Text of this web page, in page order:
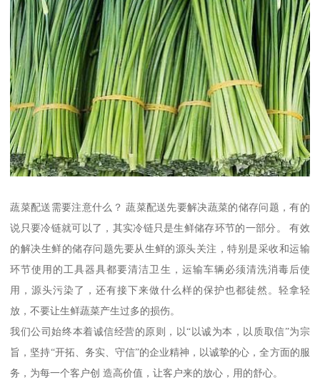
蔬菜配送需要注意什么？ 蔬菜配送先要解决蔬菜的储存问题，有的
说只要冷链就可以了，其实冷链只是生鲜储存环节的一部分。 有效
的解决生鲜的储存问题先要从生鲜的源头关注，特别是采收和运输
环节使用的工具器具都要清洁卫生，运输车辆必须清洗消毒后使
用，源头污染了，还有接下来做什么样的保护也都徒然。轻拿轻
放，不要让生鲜蔬菜产生过多的损伤。
我们公司始终本着诚信经营的原则，以“以诚为本，以质取信”为宗
旨，坚持“开拓、务实、守信”的企业精神，以诚挚的心，全方面的服
务，为每一个客户创 造高价值，让客户来的放心，用的舒心。